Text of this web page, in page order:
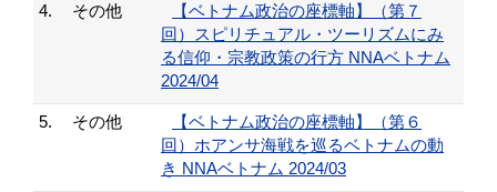
4. その他
【ベトナム政治の座標軸】（第７
回）スピリチュアル・ツーリズムにみ
る信仰・宗教政策の行方 NNAベトナム
2024/04
5. その他
【ベトナム政治の座標軸】（第６
回）ホアンサ海戦を巡るベトナムの動
き NNAベトナム 2024/03